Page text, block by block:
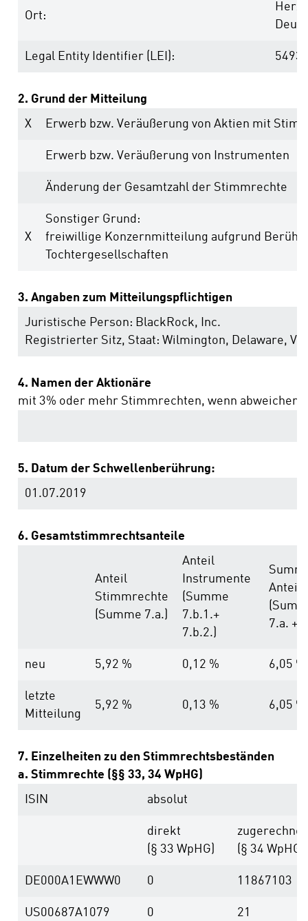
Ort:
Legal Entity Identifier (LEI):
2. Grund der Mitteilung
X
Erwerb bzw. Veräußerung von Aktien mit
Erwerb bzw. Veräußerung von Instrumenten
Änderung der Gesamtzahl der Stimmrechte
X
Sonstiger Grund:
freiwillige Konzernmitteilung aufgrund
Tochtergesellschaften
3. Angaben zum Mitteilungspflichtigen
Juristische Person: BlackRock, Inc.
Registrierter Sitz, Staat: Wilmington, Delaware,
4. Namen der Aktionäre
mit 3% oder mehr Stimmrechten, wenn abweichend
5. Datum der Schwellenberührung:
01.07.2019
6. Gesamtstimmrechtsanteile
Anteil
Stimmrechte
(Summe 7.a.)
Anteil
Instrumente
(Summe
7.b.1.+
7.b.2.)
Anteile
7.a. +
neu 5,92 % 0,12 % 6,05 %
letzte
Mitteilung
5,92 % 0,13 % 6,05 %
7. Einzelheiten zu den Stimmrechtsbeständen
a. Stimmrechte (§§ 33, 34 WpHG)
ISIN
absolut
direkt
(§ 33 WpHG)
zugerechnet
(§ 34 WpHG)
DE000A1EWWW0 0 11867103
US00687A1079 0 21